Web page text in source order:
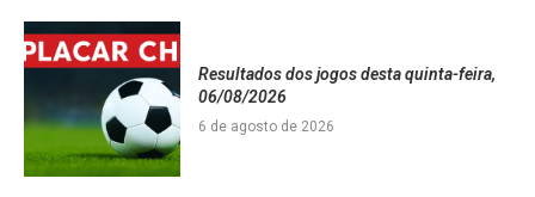
Resultados dos jogos desta quinta-feira,
06/08/2026
6 de agosto de 2026